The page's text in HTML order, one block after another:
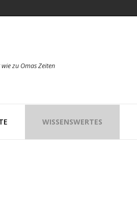
zu Omas Zeiten
WISSENSWERTES